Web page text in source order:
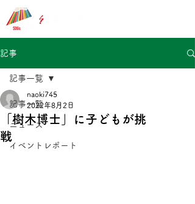
記事
記事一覧
ニュース
イベントレポート
記事一覧
「樹木博士」に子どもが挑
戦
naoki745
2022年8月2日